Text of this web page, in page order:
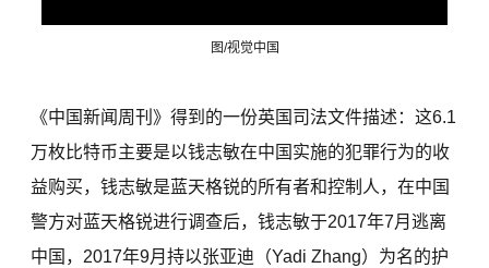
图/视觉中国
《中国新闻周刊》得到的一份英国司法文件描述：这6.1
万枚比特币主要是以钱志敏在中国实施的犯罪行为的收
益购买，钱志敏是蓝天格锐的所有者和控制人，在中国
警方对蓝天格锐进行调查后，钱志敏于2017年7月逃离
中国，2017年9月持以张亚迪（Yadi Zhang）为名的护